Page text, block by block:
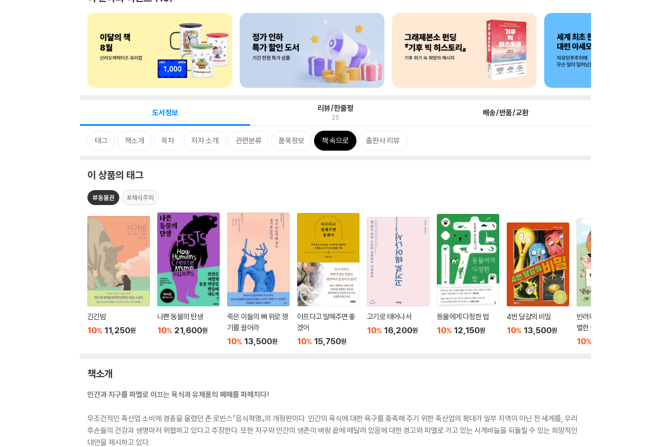
도서정보 리뷰/한줄평
25 배송/반품/교환
태그 책소개 목차 저자 소개 관련분류 품목정보 책 속으로 출판사 리뷰
이 상품의 태그
#동물권 #채식주의
긴긴밤
10% 11,250원
나쁜 동물의 탄생
10% 21,600원
죽은 이들의 뼈 위로 쟁
기를 끌어라
10% 13,500원
아프다고 말해주면 좋
겠어
10% 15,750원
고기로 태어나서
10% 16,200원
동물에게 다정한 법
10% 12,150원
4번 달걀의 비밀
10% 13,500원
반려돼지 구진심의 특
별한 동물 상담
10%
책소개
인간과 지구를 파멸로 이끄는 육식과 유제품의 폐해를 파헤치다!
무조건적인 축산업 소비에 경종을 울렸던 존 로빈스『음식혁명』의 개정판이다. 인간의 육식에 대한 욕구를 충족해 주기 위한 축산업의 확대가 일부 지역이 아닌 전 세계를, 우리
후손들의 건강과 생명마저 위협하고 있다고 주장한다. 또한 지구와 인간의 생존이 벼랑 끝에 매달려 있음에 대한 경고와 파멸로 가고 있는 시계바늘을 되돌릴 수 있는 희망적인
대안을 제시하고 있다.